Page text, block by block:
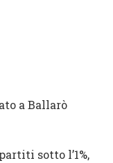
a Ballarò
sotto l’1%,